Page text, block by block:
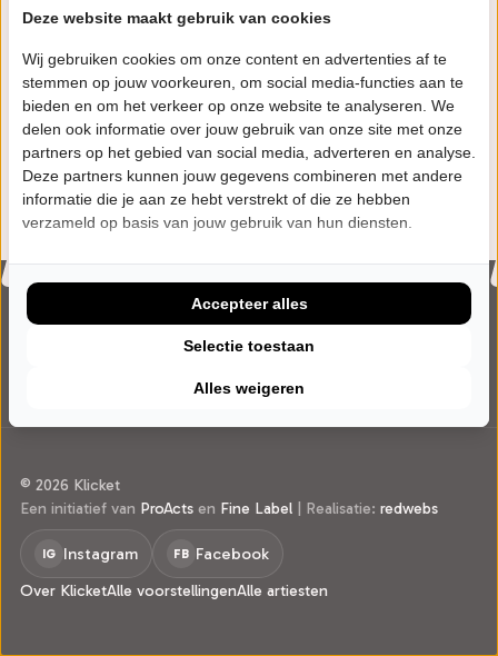
De Lachende Derde
Volg Victor Luis van Es
W Website
© 2026 Klicket
Een initiatief van ProActs en Fine Label | Realisatie: redwebs
IG Instagram FB Facebook
Over KlicketAlle voorstellingenAlle artiesten
Deze website maakt gebruik van cookies
Wij gebruiken cookies om onze content en advertenties af te
stemmen op jouw voorkeuren, om social media-functies aan te
bieden en om het verkeer op onze website te analyseren. We
delen ook informatie over jouw gebruik van onze site met onze
partners op het gebied van social media, adverteren en analyse.
Deze partners kunnen jouw gegevens combineren met andere
informatie die je aan ze hebt verstrekt of die ze hebben
verzameld op basis van jouw gebruik van hun diensten.
Alles weigeren
Selectie toestaan
Accepteer alles